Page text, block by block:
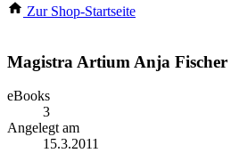
Zur Shop-Startseite
Magistra Artium Anja Fischer
eBooks
3
Angelegt am
15.3.2011